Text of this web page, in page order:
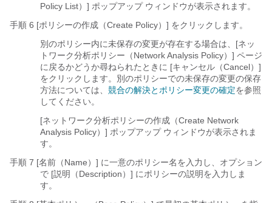
Policy List）] ポップアップ ウィンドウが表示されます。
手順 6 [ポリシーの作成（Create Policy）] をクリックします。
別のポリシー内に未保存の変更が存在する場合は、[ネッ
トワーク分析ポリシー（Network Analysis Policy）] ページ
に戻るかどうか尋ねられたときに [キャンセル（Cancel）]
をクリックします。別のポリシーでの未保存の変更の保存
方法については、 競合の解決とポリシー変更の確定を参照
してください。
[ネットワーク分析ポリシーの作成（Create Network
Analysis Policy）] ポップアップ ウィンドウが表示されま
す。
手順 7 [名前（Name）] に一意のポリシー名を入力し、オプション
で [説明（Description）] にポリシーの説明を入力しま
す。